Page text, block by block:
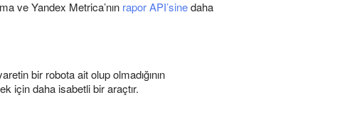
ve Yandex Metrica’nın rapor API’sinedaha
bir robota ait olup olmadığının
için daha isabetli bir araçtır.